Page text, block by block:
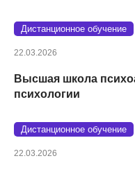
Дистанционное обучение
22.03.2026
Высшая школа
психологии
Дистанционное обучение
22.03.2026